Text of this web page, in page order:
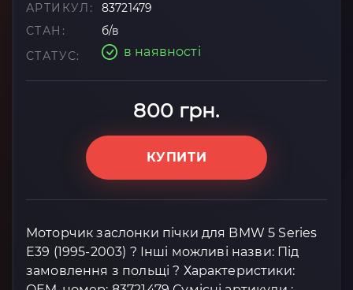
АРТИКУЛ:
83721479
СТАН:
б/в
СТАТУС:
в наявності
800 грн.
КУПИТИ
Моторчик заслонки пічки для BMW 5 Series
E39 (1995-2003) ? Інші можливі назви: Під
замовлення з польщі ? Характеристики: